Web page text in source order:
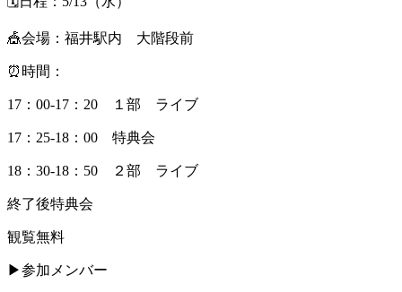
🎪会場：福井駅内 大階段前
⏰時間：
17：00-17：20 １部 ライブ
17：25-18：00 特典会
18：30-18：50 ２部 ライブ
終了後特典会
観覧無料
▶︎参加メンバー